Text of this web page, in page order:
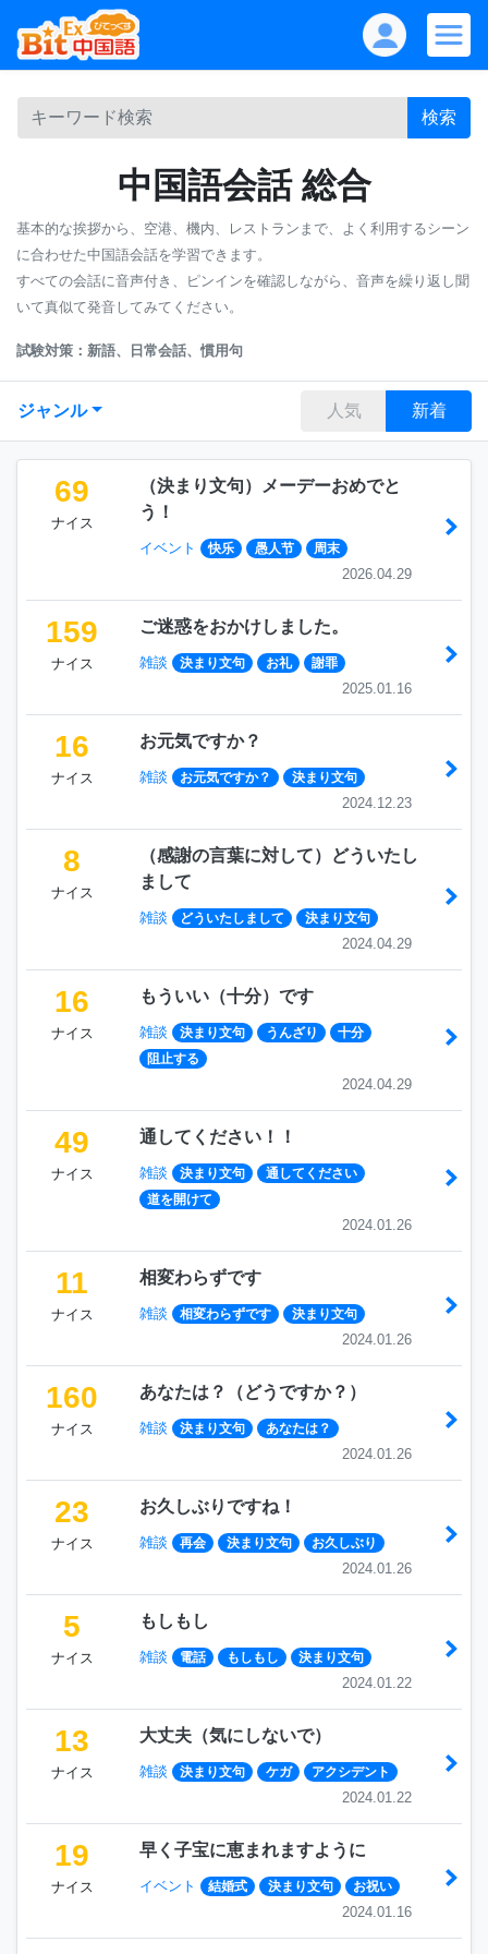
検索
中国語会話 総合
基本的な挨拶から、空港、機内、レストランまで、よく利用するシーン
に合わせた中国語会話を学習できます。
すべての会話に音声付き、ピンインを確認しながら、音声を繰り返し聞
いて真似て発音してみてください。
試験対策：新語、日常会話、慣用句
ジャンル 人気 新着
69
ナイス
（決まり文句）メーデーおめでと
う！
イベント 快乐 愚人节 周末
2026.04.29
159
ナイス
ご迷惑をおかけしました。
雑談 決まり文句 お礼 謝罪
2025.01.16
16
ナイス
お元気ですか？
雑談 お元気ですか？ 決まり文句
2024.12.23
8
ナイス
（感謝の言葉に対して）どういたし
まして
雑談 どういたしまして 決まり文句
2024.04.29
16
ナイス
もういい（十分）です
雑談 決まり文句 うんざり
十分
阻止する
2024.04.29
49
ナイス
通してください！！
雑談 決まり文句
通してください
道を開けて
2024.01.26
11
ナイス
相変わらずです
雑談 相変わらずです 決まり文句
2024.01.26
160
ナイス
あなたは？（どうですか？）
雑談 決まり文句 あなたは？
2024.01.26
23
ナイス
お久しぶりですね！
雑談 再会 決まり文句 お久しぶり
2024.01.26
5
ナイス
もしもし
雑談 電話 もしもし 決まり文句
2024.01.22
13
ナイス
大丈夫（気にしないで）
雑談 決まり文句 ケガ アクシデント
2024.01.22
19
ナイス
早く子宝に恵まれますように
イベント 結婚式 決まり文句 お祝い
2024.01.16